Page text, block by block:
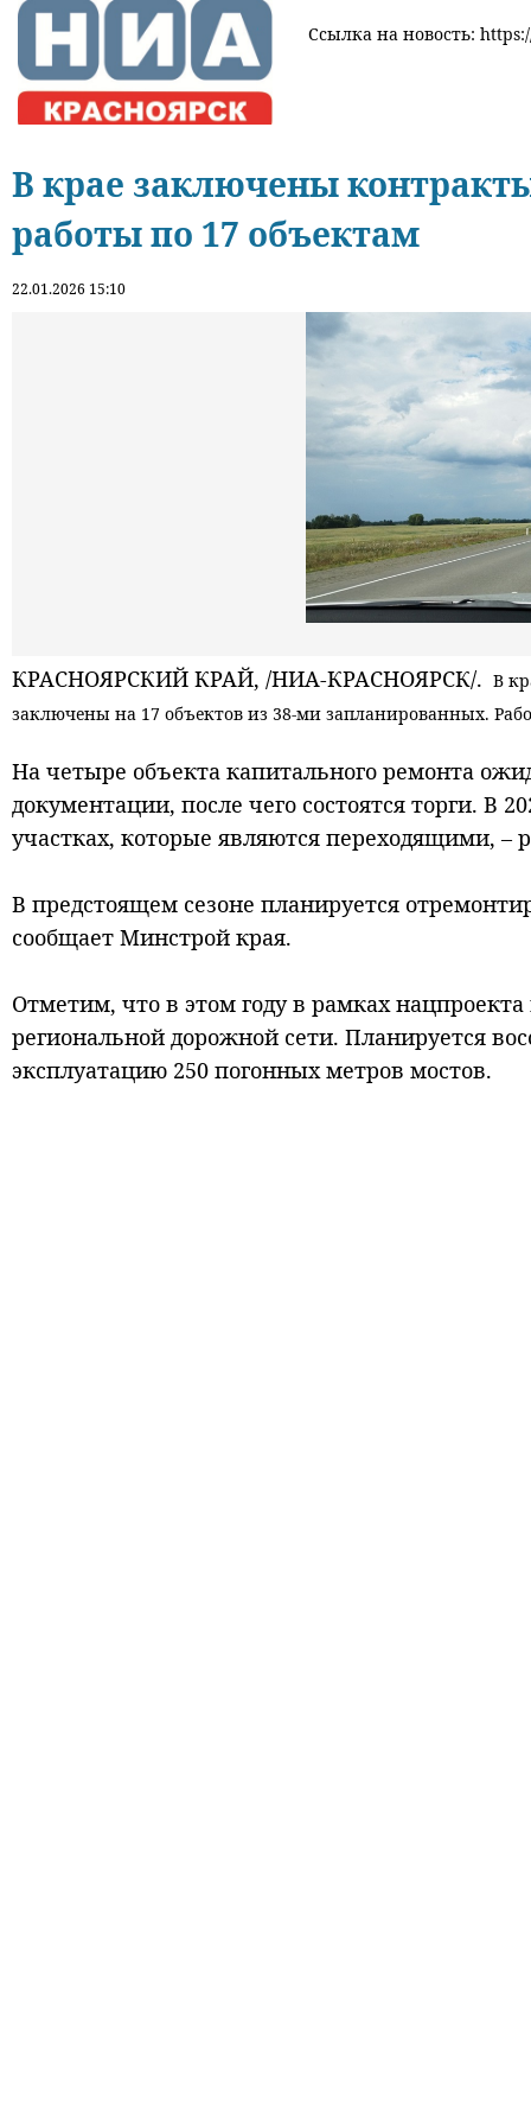
Ссылка на новость:
В крае заключены
работы по 17 объектам
22.01.2026 15:10
КРАСНОЯРСКИЙ КРАЙ, /НИА-КРАСНОЯРСК/. В
заключены на 17 объектов из 38-ми запланированных.
На четыре объекта капитального ремонта
документации, после чего состоятся торги. В
участках, которые являются переходящими, –
В предстоящем сезоне планируется
сообщает Минстрой края.
Отметим, что в этом году в рамках
региональной дорожной сети. Планируется
эксплуатацию 250 погонных метров мостов.